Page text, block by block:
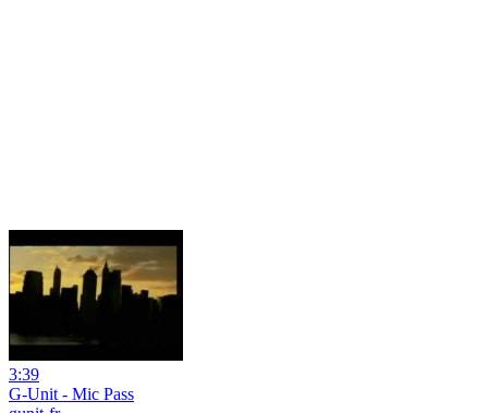
3:39
G-Unit - Mic Pass